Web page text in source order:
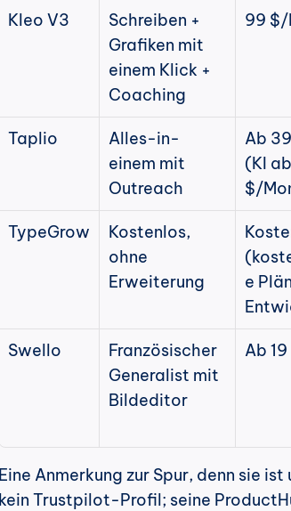
Kleo V3
Schreiben +
Grafiken mit
einem Klick +
Coaching
99 $/
Taplio
Alles-in-
einem mit
Outreach
Ab
(KI
$/
TypeGrow
Kostenlos,
ohne
Erweiterung
e
Swello
Französischer
Generalist mit
Bildeditor
Ab
Eine Anmerkung zur Spur, denn sie
kein Trustpilot-Profil; seine